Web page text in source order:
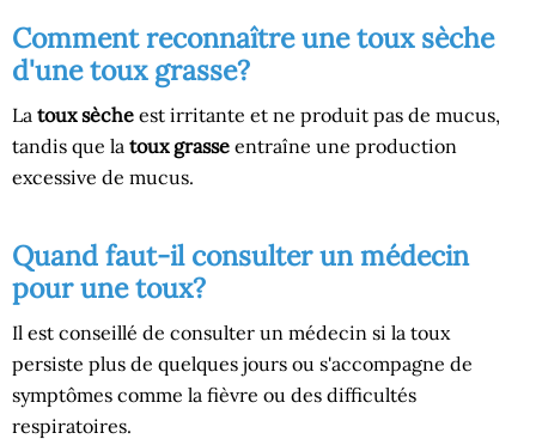
Comment reconnaître une toux sèche
d'une toux grasse?
La toux sèche est irritante et ne produit pas de mucus,
tandis que la toux grasse entraîne une production
excessive de mucus.
Quand faut-il consulter un médecin
pour une toux?
Il est conseillé de consulter un médecin si la toux
persiste plus de quelques jours ou s'accompagne de
symptômes comme la fièvre ou des difficultés
respiratoires.